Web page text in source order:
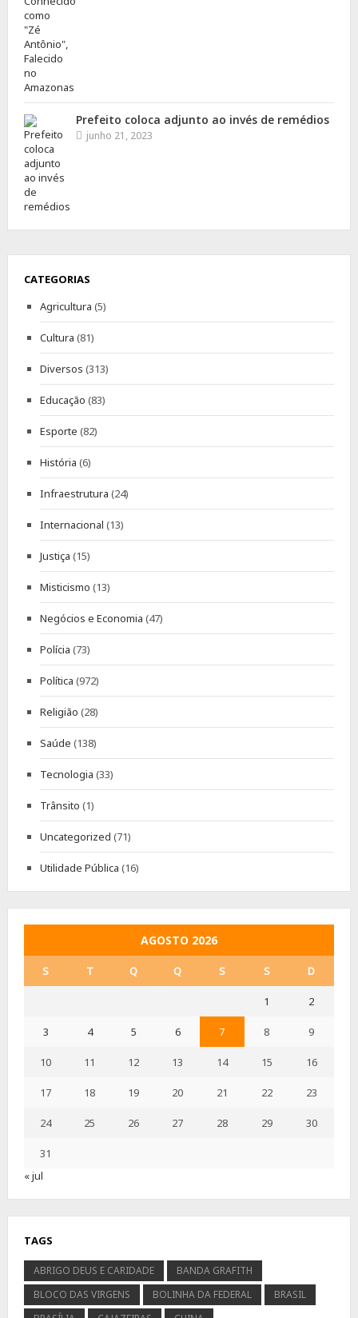
Prefeito coloca adjunto ao invés de remédios
junho 21, 2023
CATEGORIAS
Agricultura (5)
Cultura (81)
Diversos (313)
Educação (83)
Esporte (82)
História (6)
Infraestrutura (24)
Internacional (13)
Justiça (15)
Misticismo (13)
Negócios e Economia (47)
Polícia (73)
Política (972)
Religião (28)
Saúde (138)
Tecnologia (33)
Trânsito (1)
Uncategorized (71)
Utilidade Pública (16)
AGOSTO 2026
S T Q Q S S D
1 2
3 4 5 6 7 8 9
10 11 12 13 14 15 16
17 18 19 20 21 22 23
24 25 26 27 28 29 30
31
« jul
TAGS
ABRIGO DEUS E CARIDADE
BANDA GRAFITH
BLOCO DAS VIRGENS
BOLINHA DA FEDERAL
BRASIL